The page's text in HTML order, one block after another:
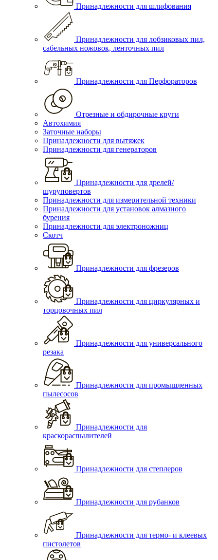
Принадлежности для шлифования
Принадлежности для лобзиковых пил,
сабельных ножовок, ленточных пил
Принадлежности для Перфораторов
Отрезные и обдирочные круги
Автохимия
Заточные наборы
Принадлежности для вытяжек
Принадлежности для генераторов
Принадлежности для дрелей/
шуруповертов
Принадлежности для измерительной техники
Принадлежности для установок алмазного
бурения
Принадлежности для электроножниц
Скотч
Принадлежности для фрезеров
Принадлежности для циркулярных и
торцовочных пил
Принадлежности для универсального
резака
Принадлежности для промышленных
пылесосов
Принадлежности для
краскораспылителей
Принадлежности для степлеров
Принадлежности для рубанков
Принадлежности для термо- и клеевых
пистолетов